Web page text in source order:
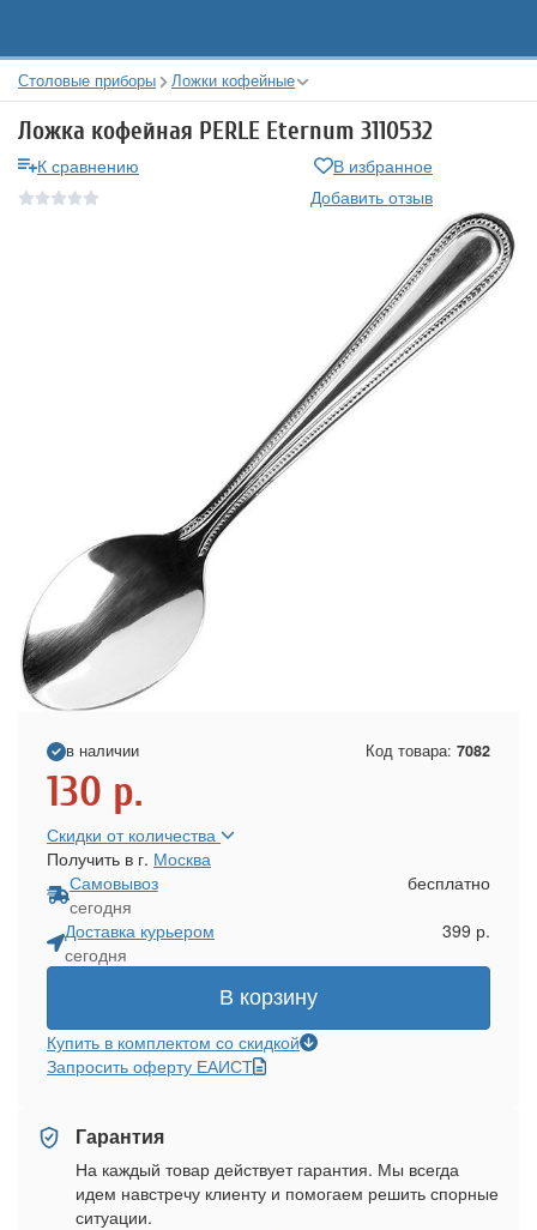
Столовые приборы Ложки кофейные
Ложка кофейная PERLE Eternum 3110532
К сравнению
В избранное
Добавить отзыв
в наличии Код товара: 7082
130 р.
Скидки от количества
Получить в г. Москва
Самовывоз
сегодня
бесплатно
Доставка курьером
сегодня
399 р.
В корзину
Купить в комплектом со скидкой
Запросить оферту ЕАИСТ
Гарантия
На каждый товар действует гарантия. Мы всегда
идем навстречу клиенту и помогаем решить спорные
ситуации.